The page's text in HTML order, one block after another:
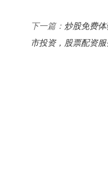
下一篇： 炒股免费
市投资，股票配资